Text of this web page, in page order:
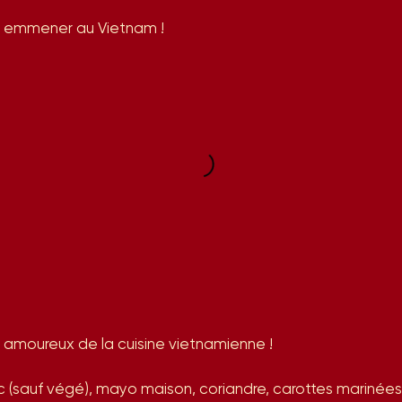
au Vietnam !
de la cuisine vietnamienne !
végé), mayo maison, coriandre, carottes